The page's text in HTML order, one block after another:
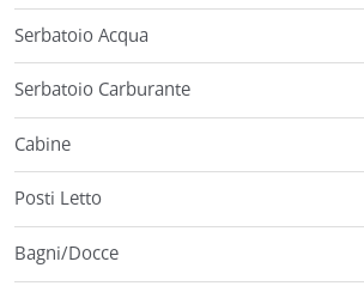
Serbatoio Acqua
Serbatoio Carburante
Cabine
Posti Letto
Bagni/Docce